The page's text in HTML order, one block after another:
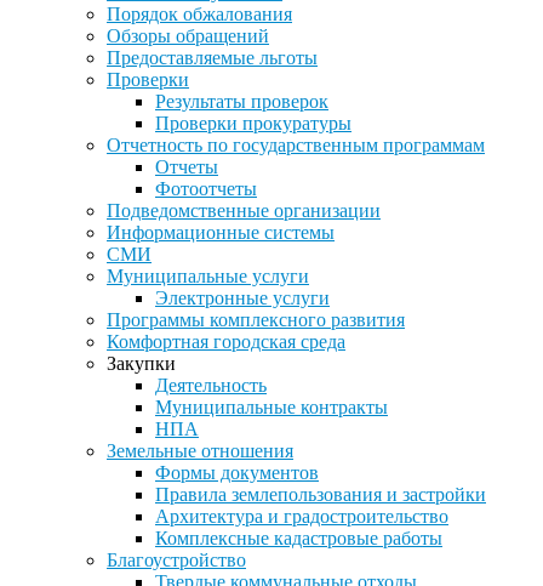
Порядок обжалования
Обзоры обращений
Предоставляемые льготы
Проверки
Результаты проверок
Проверки прокуратуры
Отчетность по государственным программам
Отчеты
Фотоотчеты
Подведомственные организации
Информационные системы
СМИ
Муниципальные услуги
Электронные услуги
Программы комплексного развития
Комфортная городская среда
Закупки
Деятельность
Муниципальные контракты
НПА
Земельные отношения
Формы документов
Правила землепользования и застройки
Архитектура и градостроительство
Комплексные кадастровые работы
Благоустройство
Твердые коммунальные отходы